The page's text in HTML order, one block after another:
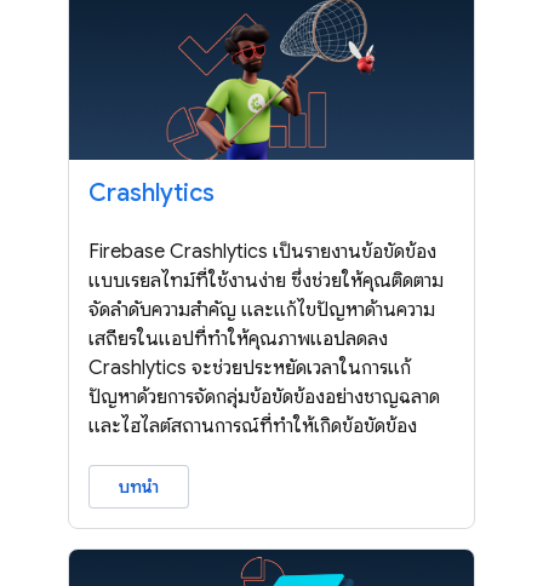
Crashlytics
Firebase Crashlytics เป็นรายงานข้อขัดข้อง
แบบเรียลไทม์ที่ใช้งานง่าย ซึ่งช่วยให้คุณติดตาม
จัดลำดับความสำคัญ และแก้ไขปัญหาด้านความ
เสถียรในแอปที่ทำให้คุณภาพแอปลดลง
Crashlytics จะช่วยประหยัดเวลาในการแก้
ปัญหาด้วยการจัดกลุ่มข้อขัดข้องอย่างชาญฉลาด
และไฮไลต์สถานการณ์ที่ทำให้เกิดข้อขัดข้อง
บทนำ